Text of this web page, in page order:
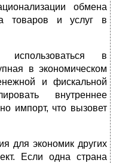
обмена
товаров и услуг в
в
в экономическом
и фискальной
внутреннее
импорт, что вызовет
для экономик других
Если одна страна